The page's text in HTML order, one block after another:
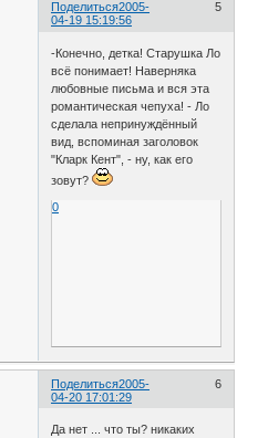
Поделиться 5
2005-
04-19 15:19:56
-Конечно, детка! Старушка Ло
всё понимает! Наверняка
любовные письма и вся эта
романтическая чепуха! - Ло
сделала непринуждённый
вид, вспоминая заголовок
"Кларк Кент", - ну, как его
зовут?
0
Поделиться 6
2005-
04-20 17:01:29
Да нет ... что ты? никаких